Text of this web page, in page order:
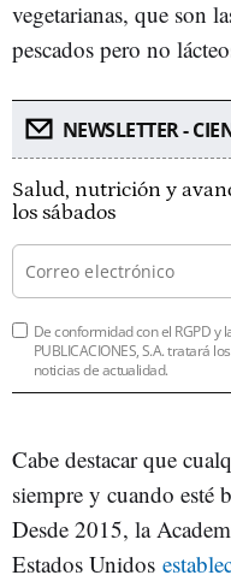
vegetarianas, que son
pescados pero no
NEWSLETTER -
Salud, nutrición y
los sábados
De conformidad con el RGPD y
PUBLICACIONES, S.A. tratará
noticias de actualidad.
Cabe destacar que
siempre y cuando esté
Desde 2015, la
Estados Unidos